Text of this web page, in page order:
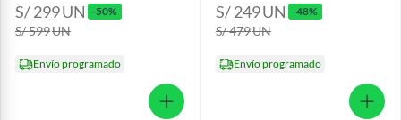
S/ 299UN -50%
S/ 599UN
Envío programado
S/ 249UN -48%
S/ 479UN
Envío programado